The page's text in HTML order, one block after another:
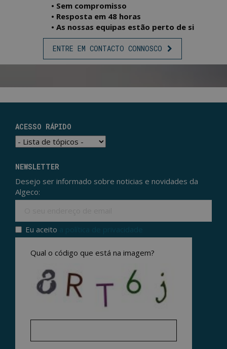
• Sem compromisso
• Resposta em 48 horas
• As nossas equipas estão perto de si
ENTRE EM CONTACTO CONNOSCO
ACESSO RÁPIDO
NEWSLETTER
Desejo ser informado sobre noticias e novidades da
Algeco:
Eu aceito
Politica de privacidade*
Qual o código que está na imagem?